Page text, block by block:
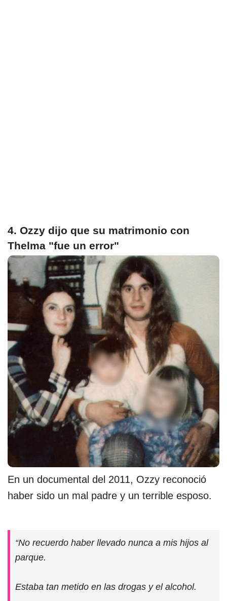
4. Ozzy dijo que su matrimonio con
Thelma "fue un error"
En un documental del 2011, Ozzy reconoció
haber sido un mal padre y un terrible esposo.
“No recuerdo haber llevado nunca a mis hijos al
parque.
Estaba tan metido en las drogas y el alcohol.